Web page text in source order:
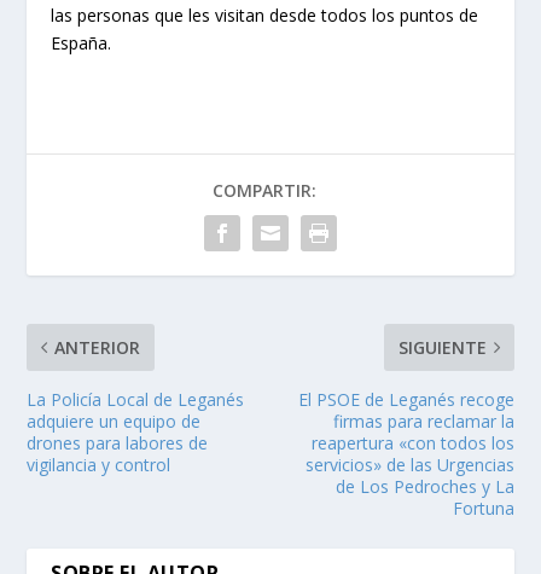
las personas que les visitan desde todos los puntos de
España.
COMPARTIR:
ANTERIOR
La Policía Local de Leganés
adquiere un equipo de
drones para labores de
vigilancia y control
SIGUIENTE
El PSOE de Leganés recoge
firmas para reclamar la
reapertura «con todos los
servicios» de las Urgencias
de Los Pedroches y La
Fortuna